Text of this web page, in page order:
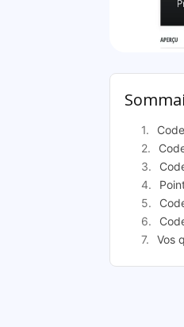
Vos